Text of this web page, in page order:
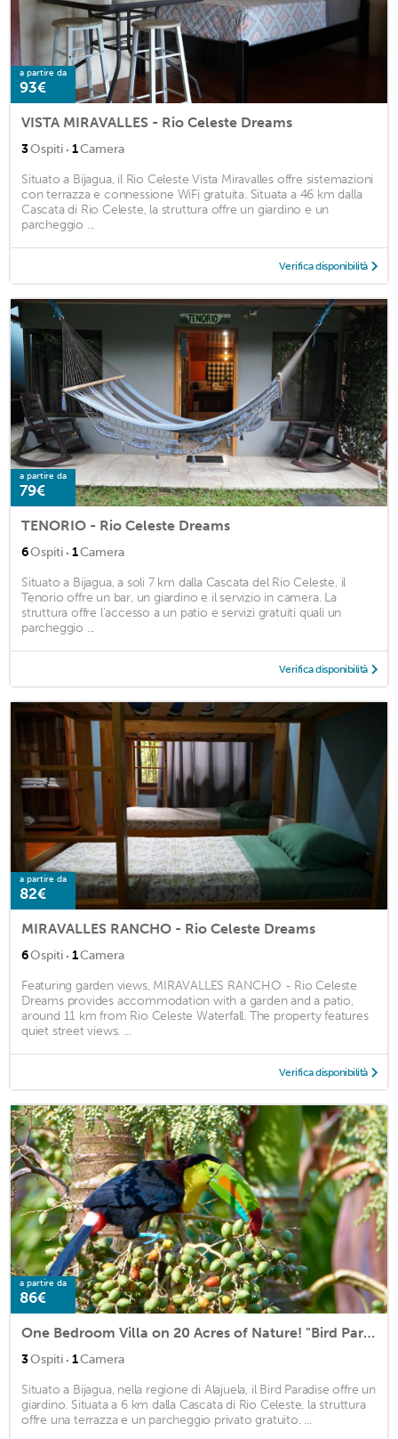
a partire da
93€
VISTA MIRAVALLES - Rio Celeste Dreams
3Ospiti · 1Camera
Situato a Bijagua, il Rio Celeste Vista Miravalles offre sistemazioni
con terrazza e connessione WiFi gratuita. Situata a 46 km dalla
Cascata di Rio Celeste, la struttura offre un giardino e un
parcheggio ...
Verifica disponibilità
a partire da
79€
TENORIO - Rio Celeste Dreams
6Ospiti · 1Camera
Situato a Bijagua, a soli 7 km dalla Cascata del Rio Celeste, il
Tenorio offre un bar, un giardino e il servizio in camera. La
struttura offre l'accesso a un patio e servizi gratuiti quali un
parcheggio ...
Verifica disponibilità
a partire da
82€
MIRAVALLES RANCHO - Rio Celeste Dreams
6Ospiti · 1Camera
Featuring garden views, MIRAVALLES RANCHO - Rio Celeste
Dreams provides accommodation with a garden and a patio,
around 11 km from Rio Celeste Waterfall. The property features
quiet street views. ...
Verifica disponibilità
a partire da
86€
One Bedroom Villa on 20 Acres of Nature! "Bird Paradise"
3Ospiti · 1Camera
Situato a Bijagua, nella regione di Alajuela, il Bird Paradise offre un
giardino. Situata a 6 km dalla Cascata di Rio Celeste, la struttura
offre una terrazza e un parcheggio privato gratuito. ...